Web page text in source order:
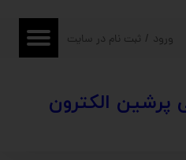
پرشین الکترون
ورود / ثبت نام در سایت